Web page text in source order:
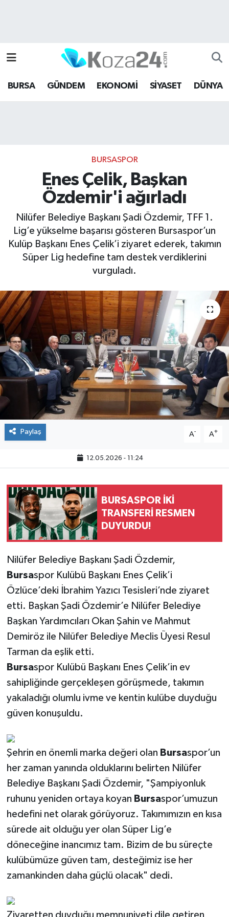
BURSA GÜNDEM EKONOMİ SİYASET DÜNYA
BURSASPOR
Enes Çelik, Başkan
Özdemir'i ağırladı
Nilüfer Belediye Başkanı Şadi Özdemir, TFF 1.
Lig’e yükselme başarısı gösteren Bursaspor’un
Kulüp Başkanı Enes Çelik’i ziyaret ederek, takımın
Süper Lig hedefine tam destek verdiklerini
vurguladı.
Paylaş A- A+
12.05.2026 - 11:24
BURSASPOR İKİ
TRANSFERİ RESMEN
DUYURDU!
Nilüfer Belediye Başkanı Şadi Özdemir,
Bursaspor Kulübü Başkanı Enes Çelik’i
Özlüce’deki İbrahim Yazıcı Tesisleri’nde ziyaret
etti. Başkan Şadi Özdemir’e Nilüfer Belediye
Başkan Yardımcıları Okan Şahin ve Mahmut
Demiröz ile Nilüfer Belediye Meclis Üyesi Resul
Tarman da eşlik etti.
Bursaspor Kulübü Başkanı Enes Çelik’in ev
sahipliğinde gerçekleşen görüşmede, takımın
yakaladığı olumlu ivme ve kentin kulübe duyduğu
güven konuşuldu.
Şehrin en önemli marka değeri olan Bursaspor’un
her zaman yanında olduklarını belirten Nilüfer
Belediye Başkanı Şadi Özdemir, "Şampiyonluk
ruhunu yeniden ortaya koyan Bursaspor’umuzun
hedefini net olarak görüyoruz. Takımımızın en kısa
sürede ait olduğu yer olan Süper Lig’e
döneceğine inancımız tam. Bizim de bu süreçte
kulübümüze güven tam, desteğimiz ise her
zamankinden daha güçlü olacak" dedi.
Bursa Hava Durumu
Bursa Namaz Vakitleri
Son Dakika Haberleri
Haber Arşivi